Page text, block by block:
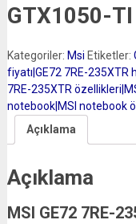
GTX1050-TI
Kategoriler: Msi Etiketler:
fiyatı|GE72 7RE-235XTR
7RE-235XTR
notebook|MSI notebook
Açıklama
Açıklama
MSI GE72 7RE-